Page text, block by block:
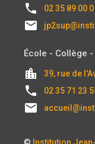
local_phone 02 35 89 00
email
École - Collège -
location_city 39, rue de
local_phone 02 35 71 23
email